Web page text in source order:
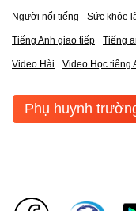
Người nổi tiếng Sức khỏe
Tiếng Anh giao tiếp Tiếng
Video Hài Video Học tiếng
Phụ huynh